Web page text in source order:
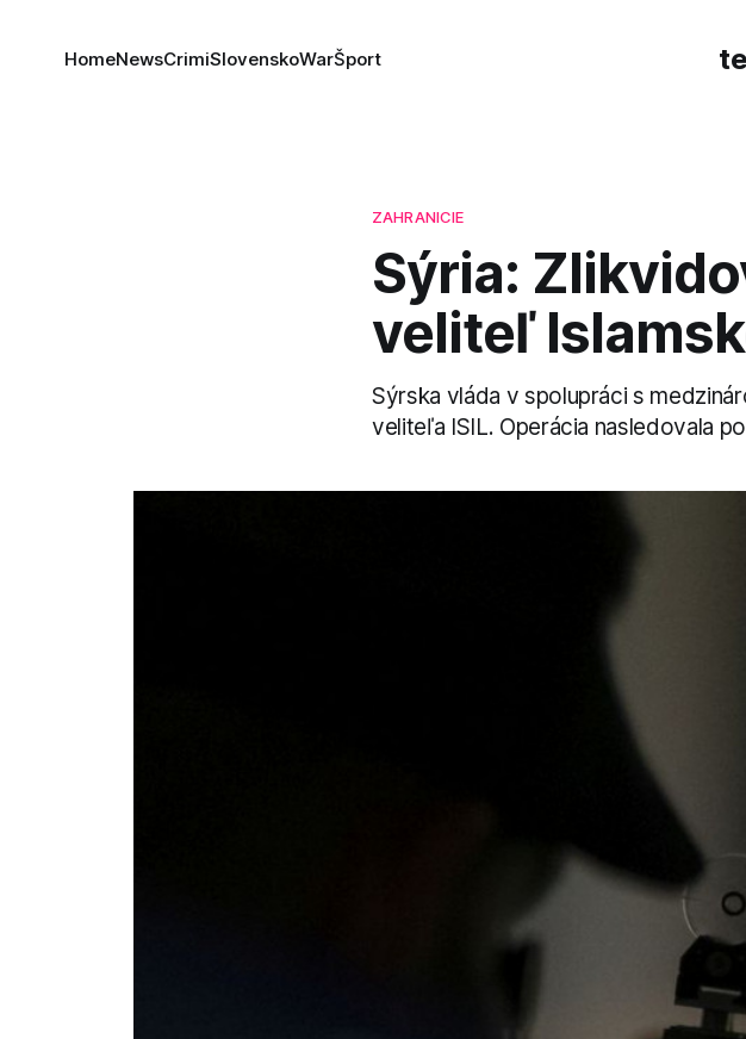
HomeNewsCrimiSlovenskoWarŠport
ZAHRANICIE
Sýria:
veliteľ
Sýrska vláda v spolupráci s
veliteľa ISIL. Operácia nasledovala